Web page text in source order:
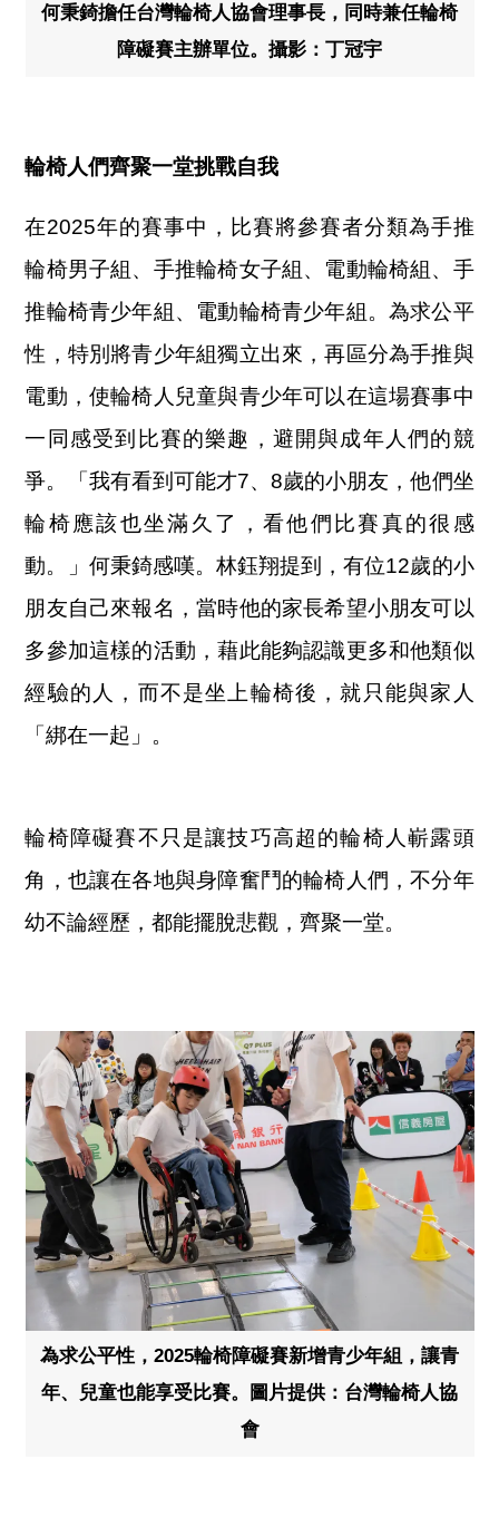
何秉錡擔任台灣輪椅人協會理事長，同時兼任輪椅
障礙賽主辦單位。攝影：丁冠宇
輪椅人們齊聚一堂挑戰自我
在2025年的賽事中，比賽將參賽者分類為手推
輪椅男子組、手推輪椅女子組、電動輪椅組、手
推輪椅青少年組、電動輪椅青少年組。為求公平
性，特別將青少年組獨立出來，再區分為手推與
電動，使輪椅人兒童與青少年可以在這場賽事中
一同感受到比賽的樂趣，避開與成年人們的競
爭。「我有看到可能才7、8歲的小朋友，他們坐
輪椅應該也坐滿久了，看他們比賽真的很感
動。」何秉錡感嘆。林鈺翔提到，有位12歲的小
朋友自己來報名，當時他的家長希望小朋友可以
多參加這樣的活動，藉此能夠認識更多和他類似
經驗的人，而不是坐上輪椅後，就只能與家人
「綁在一起」。
輪椅障礙賽不只是讓技巧高超的輪椅人嶄露頭
角，也讓在各地與身障奮鬥的輪椅人們，不分年
幼不論經歷，都能擺脫悲觀，齊聚一堂。
為求公平性，2025輪椅障礙賽新增青少年組，讓青
年、兒童也能享受比賽。圖片提供：台灣輪椅人協
會